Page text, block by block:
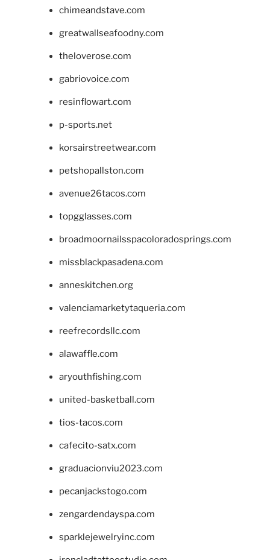
chimeandstave.com
greatwallseafoodny.com
theloverose.com
gabriovoice.com
resinflowart.com
p-sports.net
korsairstreetwear.com
petshopallston.com
avenue26tacos.com
topgglasses.com
broadmoornailsspacoloradosprings.com
missblackpasadena.com
anneskitchen.org
valenciamarketytaqueria.com
reefrecordsllc.com
alawaffle.com
aryouthfishing.com
united-basketball.com
tios-tacos.com
cafecito-satx.com
graduacionviu2023.com
pecanjackstogo.com
zengardendayspa.com
sparklejewelryinc.com